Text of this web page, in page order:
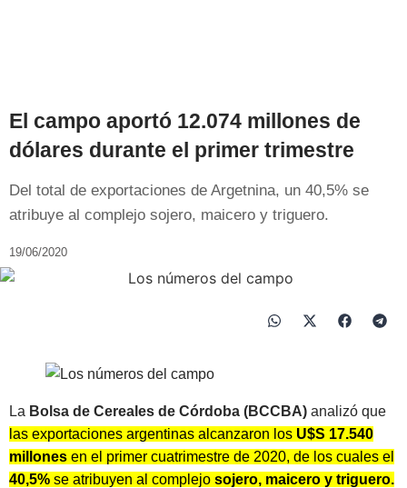
El campo aportó 12.074 millones de
dólares durante el primer trimestre
Del total de exportaciones de Argetnina, un 40,5% se
atribuye al complejo sojero, maicero y triguero.
19/06/2020
La Bolsa de Cereales de Córdoba (BCCBA) analizó que
las exportaciones argentinas alcanzaron los U$S 17.540
millones en el primer cuatrimestre de 2020, de los cuales el
40,5% se atribuyen al complejo sojero, maicero y triguero.